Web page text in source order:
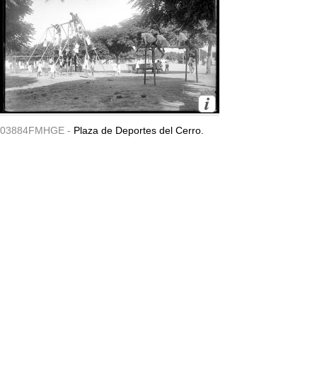
03884FMHGE - Plaza de Deportes del Cerro.